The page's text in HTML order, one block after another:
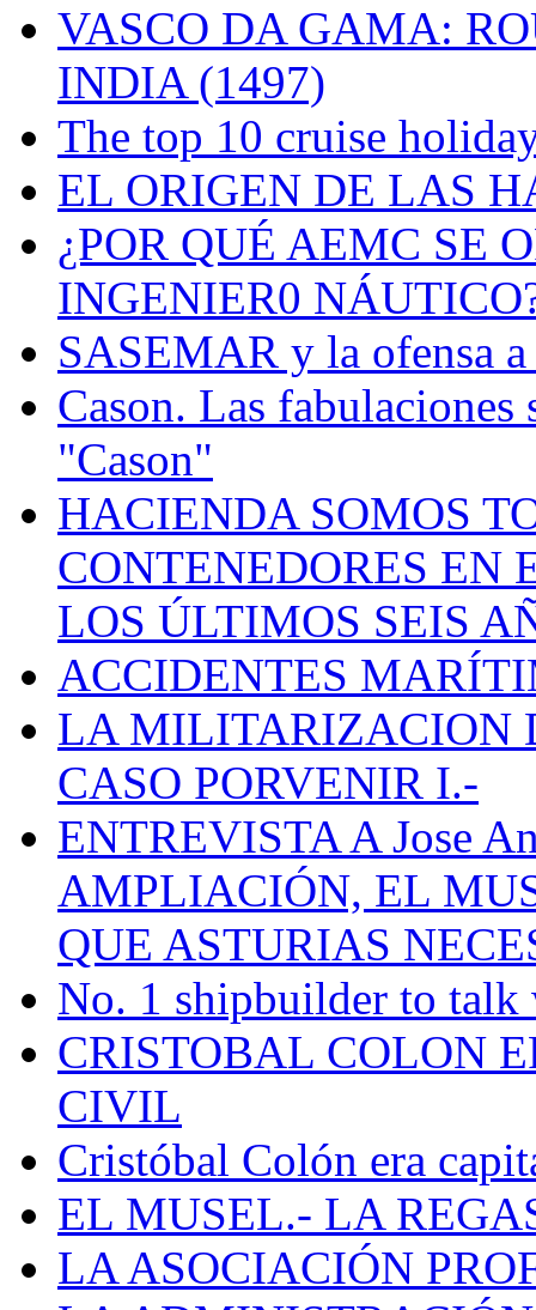
VASCO DA GAMA:
INDIA (1497)
The top 10 cruise
EL ORIGEN DE LAS
¿POR QUÉ AEMC SE
INGENIER0
SASEMAR y la ofensa a
Cason. Las fabulaciones
"Cason"
HACIENDA SOMOS
CONTENEDORES EN
LOS ÚLTIMOS SEIS
ACCIDENTES
LA MILITARIZACION
CASO PORVENIR I.-
ENTREVISTA A Jose
AMPLIACIÓN, EL
QUE ASTURIAS
No. 1 shipbuilder to talk
CRISTOBAL COLON
CIVIL
Cristóbal Colón era
EL MUSEL.- LA
LA ASOCIACIÓN